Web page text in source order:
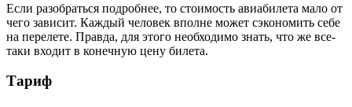
Если разобраться подробнее, то стоимость авиабилета мало от
чего зависит. Каждый человек вполне может сэкономить себе
на перелете. Правда, для этого необходимо знать, что же все-
таки входит в конечную цену билета.
Тариф